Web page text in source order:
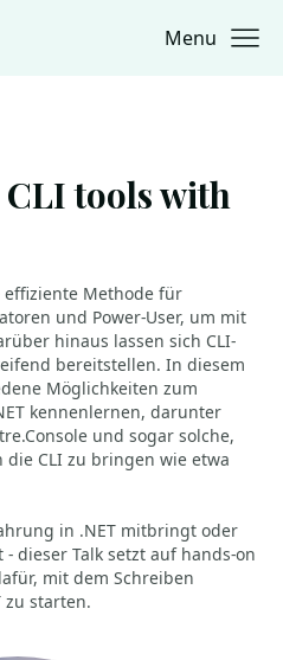
Menu
tools with
effiziente Methode für
und Power-User, um mit
hinaus lassen sich CLI-
bereitstellen. In diesem
Möglichkeiten zum
kennenlernen, darunter
und sogar solche,
CLI zu bringen wie etwa
in .NET mitbringt oder
dieser Talk setzt auf hands-on
mit dem Schreiben
zu starten.